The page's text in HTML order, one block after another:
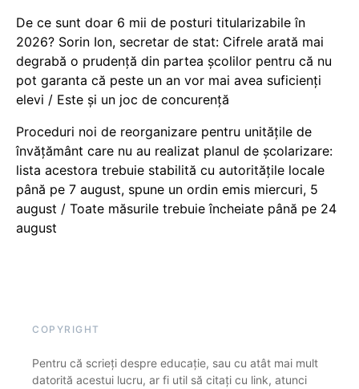
De ce sunt doar 6 mii de posturi titularizabile în
2026? Sorin Ion, secretar de stat: Cifrele arată mai
degrabă o prudență din partea școlilor pentru că nu
pot garanta că peste un an vor mai avea suficienți
elevi / Este și un joc de concurență
Proceduri noi de reorganizare pentru unitățile de
învățământ care nu au realizat planul de școlarizare:
lista acestora trebuie stabilită cu autoritățile locale
până pe 7 august, spune un ordin emis miercuri, 5
august / Toate măsurile trebuie încheiate până pe 24
august
COPYRIGHT
Pentru că scrieți despre educație, sau cu atât mai mult
datorită acestui lucru, ar fi util să citați cu link, atunci